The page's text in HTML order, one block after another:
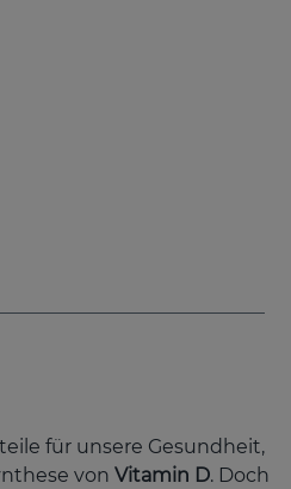
für unsere Gesundheit,
von Vitamin D. Doch